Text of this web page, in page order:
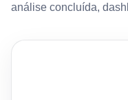
análise concluída,